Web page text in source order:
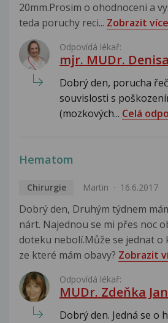
20mm.Prosim o ohodnoceni a
teda poruchy reci... Zobrazit více
Odpovídá lékař:
mjr. MUDr.
Dobrý den, porucha
souvislosti s
(mozkových... Celá
Hematom
Chirurgie Martin 16.6.2017
Dobrý den, Druhým týdnem
nárt. Najednou se mi přes noc
doteku nebolí.Může se jednat o
ze které mám obavy? Zobrazit
Odpovídá lékař:
MUDr. Zdeňka
Dobrý den. Jedná se o